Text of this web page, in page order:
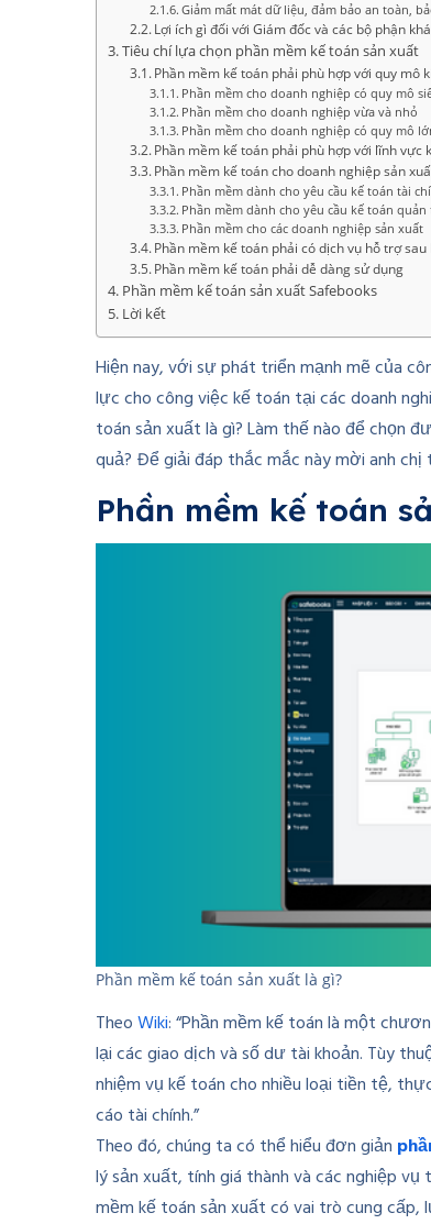
Giảm mất mát dữ liệu, đảm bảo an toàn,
Lợi ích gì đối với Giám đốc và các bộ phận
Tiêu chí lựa chọn phần mềm kế toán sản xuất
Phần mềm kế toán phải phù hợp với quy mô
Phần mềm cho doanh nghiệp có quy mô
Phần mềm cho doanh nghiệp vừa và nhỏ
Phần mềm cho doanh nghiệp có quy mô
Phần mềm kế toán phải phù hợp với lĩnh vực
Phần mềm kế toán cho doanh nghiệp sản
Phần mềm dành cho yêu cầu kế toán tài
Phần mềm dành cho yêu cầu kế toán quản
Phần mềm cho các doanh nghiệp sản xuất
Phần mềm kế toán phải có dịch vụ hỗ trợ
Phần mềm kế toán phải dễ dàng sử dụng
Phần mềm kế toán sản xuất Safebooks
Lời kết
Hiện nay, với sự phát triển mạnh mẽ của
lực cho công việc kế toán tại các doanh
toán sản xuất là gì? Làm thế nào để chọn
quả? Để giải đáp thắc mắc này mời anh
Phần mềm kế toán
Phần mềm kế toán sản xuất là gì?
TheoWiki: “Phần mềm kế toán là một
lại các giao dịch và số dư tài khoản. Tùy
nhiệm vụ kế toán cho nhiều loại tiền tệ,
cáo tài chính.”
Theo đó, chúng ta có thể hiểu đơn giản
lý sản xuất, tính giá thành và các nghiệp
mềm kế toán sản xuất có vai trò cung